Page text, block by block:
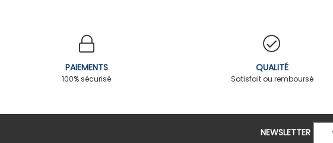
PAIEMENTS
100% sécurisé
QUALITÉ
Satisfait ou remboursé
NEWSLETTER